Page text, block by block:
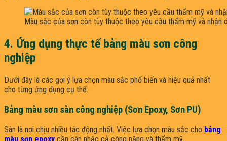
Màu sắc của sơn còn tùy thuộc theo yêu cầu thẩm mỹ và nhận
4. Ứng dụng thực tế bảng màu sơn công
nghiệp
Dưới đây là các gợi ý lựa chọn màu sắc phổ biến và hiệu quả nhất
cho từng ứng dụng cụ thể.
Bảng màu sơn sàn công nghiệp (Sơn Epoxy, Sơn PU)
Sàn là nơi chịu nhiều tác động nhất. Việc lựa chọn màu sắc cho bảng
màu sơn epoxy cần cân nhắc cả công năng và thẩm mỹ.